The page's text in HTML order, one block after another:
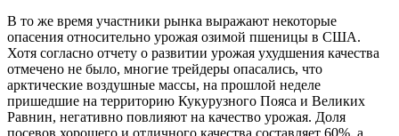
В то же время участники рынка выражают некоторые
опасения относительно урожая озимой пшеницы в США.
Хотя согласно отчету о развитии урожая ухудшения качества
отмечено не было, многие трейдеры опасались, что
арктические воздушные массы, на прошлой неделе
пришедшие на территорию Кукурузного Пояса и Великих
Равнин, негативно повлияют на качество урожая. Доля